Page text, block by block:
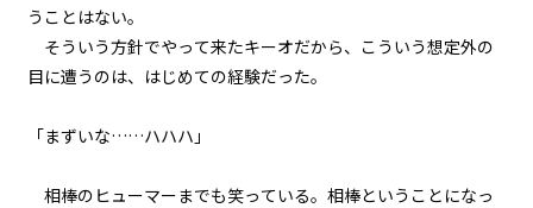
大作戦
第二話 弁当とキーオ・カンピュ
ール
第三話 ポプリと竜王国
うことはない。
そういう方針でやって来たキーオだから、こういう想定外の
目に遭うのは、はじめての経験だった。
「まずいな……ハハハ」
相棒のヒューマーまでも笑っている。相棒ということになっ